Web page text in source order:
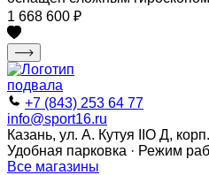
1 668 600 ₽
+7 (843) 253 64 77
info@sport16.ru
Казань, ул. А. Кутуя IIO Д,
Удобная парковка · Режим
Все магазины